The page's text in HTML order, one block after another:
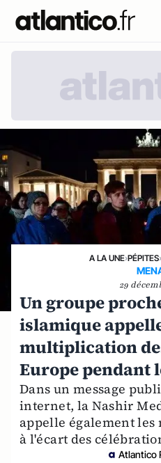
A LA UNE›PÉPITES›
29
Un groupe
islamique
multiplication
Europe pendant
Dans un message
internet, la Nashir
appelle également les
à l'écart des
Atlantico